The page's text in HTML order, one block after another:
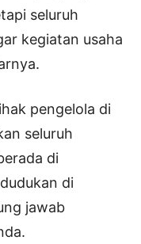
seluruh
kegiatan usaha
pengelola di
seluruh
di
di
jawab